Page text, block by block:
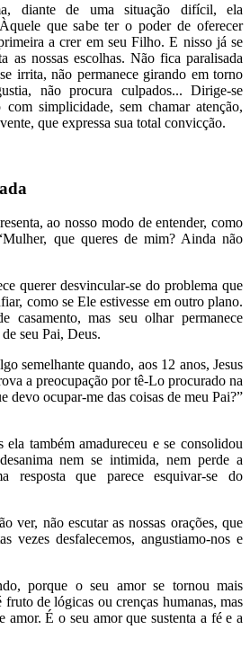
diante de uma situação difícil, ela
que sabe ter o poder de oferecer
a crer em seu Filho. E nisso já se
as nossas escolhas. Não fica paralisada
irrita, não permanece girando em torno
não procura culpados... Dirige-se
simplicidade, sem chamar atenção,
que expressa sua total convicção.
ao nosso modo de entender, como
que queres de mim? Ainda não
querer desvincular-se do problema que
como se Ele estivesse em outro plano.
casamento, mas seu olhar permanece
seu Pai, Deus.
semelhante quando, aos 12 anos, Jesus
a preocupação por tê-Lo procurado na
devo ocupar-me das coisas de meu Pai?”
ela também amadureceu e se consolidou
nem se intimida, nem perde a
resposta que parece esquivar-se do
ver, não escutar as nossas orações, que
vezes desfalecemos, angustiamo-nos e
porque o seu amor se tornou mais
de lógicas ou crenças humanas, mas
amor. É o seu amor que sustenta a fé e a